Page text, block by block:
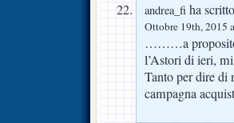
andrea_fi ha
Ottobre 19th, 2015
………a
l’Astori di ieri,
Tanto per dire di
campagna